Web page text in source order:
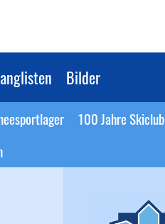
Bilder
100 Jahre Skiclub